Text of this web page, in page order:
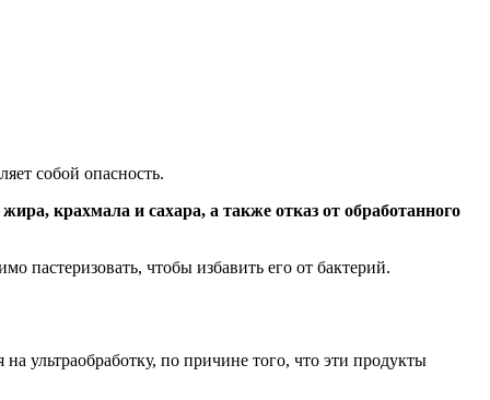
собой опасность.
крахмала и сахара, а также отказ от обработанного
пастеризовать, чтобы избавить его от бактерий.
ультраобработку, по причине того, что эти продукты